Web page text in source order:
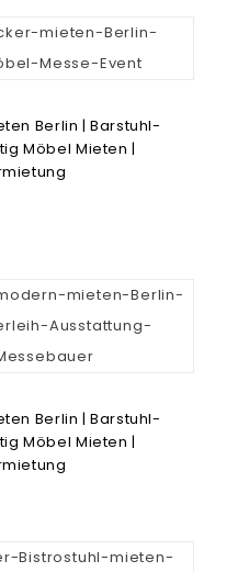
Berlin | Barstuhl-
Möbel Mieten |
Berlin | Barstuhl-
Möbel Mieten |